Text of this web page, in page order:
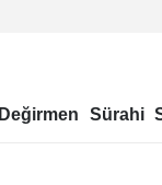
Değirmen Sürahi